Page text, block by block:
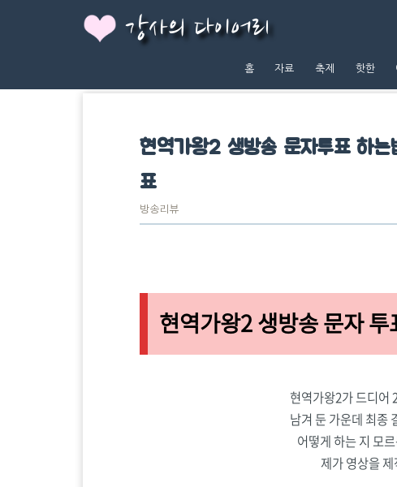
강사의 다이어리
홈 자료 축제 핫한
현역가왕2 생방송 문자투표 하
표
방송리뷰
현역가왕2 생방송 문자 투
현역가왕2가 드디어
남겨 둔 가운데 최종
어떻게 하는 지 모
제가 영상을